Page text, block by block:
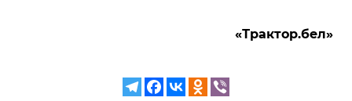
«Трактор.бел»